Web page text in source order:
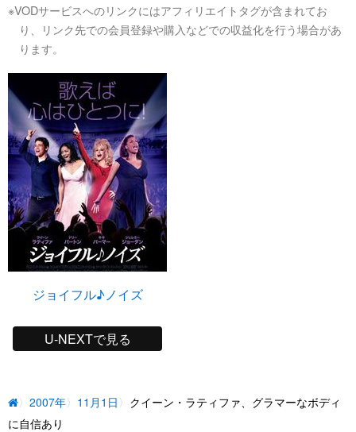
※VODサービスへのリンクにはアフィリエイトタグが含まれてお
り、リンク先での会員登録や購入などでの収益化を行う場合があ
ります。
ジョイフル♪ノイズ
U-NEXTで見る
2007年 11月1日
クイーン・ラティファ、グラマーなボディ
に自信あり